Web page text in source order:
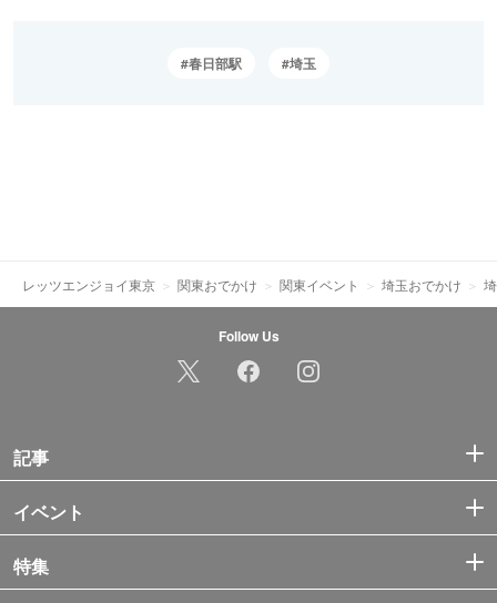
春日部駅 埼玉
レッツエンジョイ東京 関東おでかけ 関東イベント 埼玉おでかけ
Follow Us
記事
イベント
特集